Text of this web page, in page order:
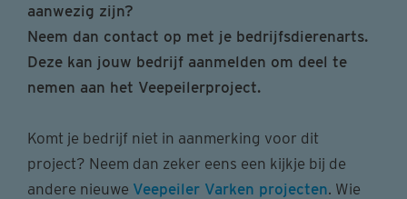
aanwezig zijn?
Neem dan contact op met je bedrijfsdierenarts.
Deze kan jouw bedrijf aanmelden om deel te
nemen aan het Veepeilerproject.
Komt je bedrijf niet in aanmerking voor dit
project? Neem dan zeker eens een kijkje bij de
andere nieuwe Veepeiler Varken projecten. Wie